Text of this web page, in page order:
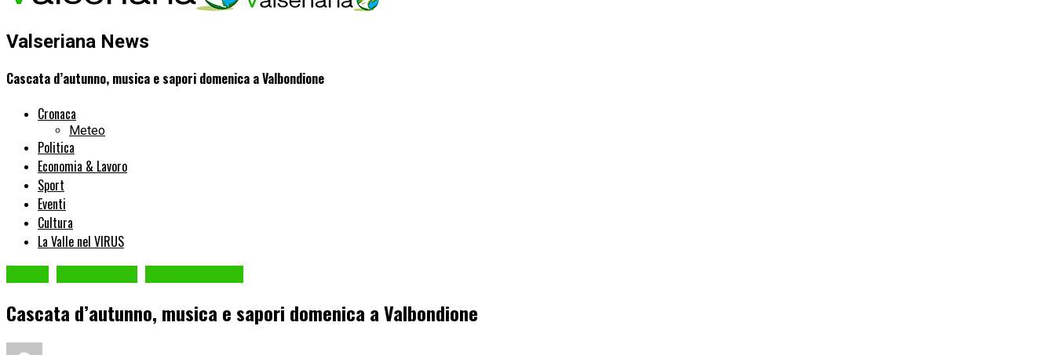
Valseriana News
Cascata d’autunno, musica e sapori domenica a Valbondione
Cronaca
Meteo
Politica
Economia & Lavoro
Sport
Eventi
Cultura
La Valle nel VIRUS
Cascata d’autunno, musica e sapori domenica a Valbondione